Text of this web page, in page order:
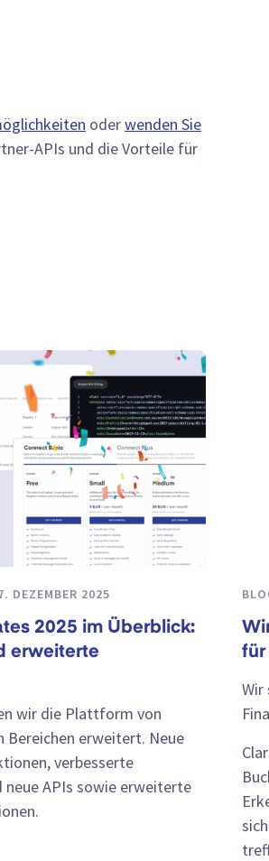
oderwenden Sie
APIs und die Vorteile für
DEZEMBER 2025
2025 im Überblick:
erweiterte
wir die Plattform von
Bereichen erweitert. Neue
verbesserte
APIs sowie erweiterte
für
Wir